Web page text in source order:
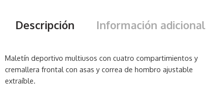
Descripción Información adicional
Maletín deportivo multiusos con cuatro compartimientos y
cremallera frontal con asas y correa de hombro ajustable
extraíble.